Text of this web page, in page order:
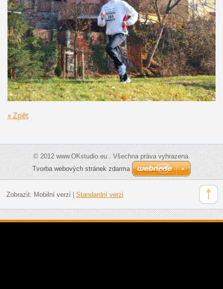
« Zpět
© 2012 www.OKstudio.eu . Všechna práva vyhrazena.
Tvorba webových stránek zdarma
Zobrazit: Mobilní verzi Standardní verzi